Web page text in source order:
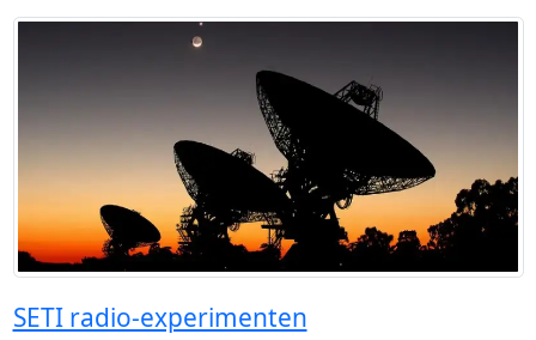
SETI radio-experimenten